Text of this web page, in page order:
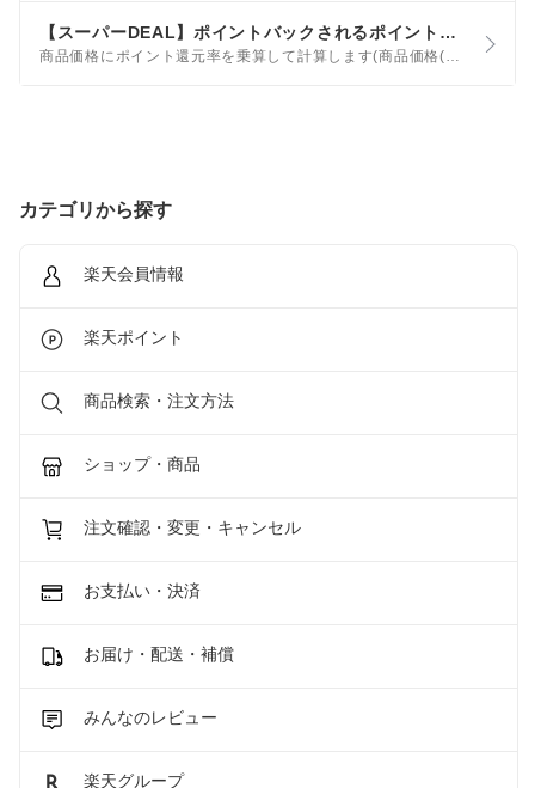
【スーパーDEAL】ポイントバックされるポイントの計算方法について
商品価格にポイント還元率を乗算して計算します(商品価格(税抜)×●●%)。 詳しくは楽天スーパーDEALご利用ガイドをご覧ください。 例：ポイント還元率30%の5,240円(税抜)の商品Aを購入
カテゴリから探す
楽天会員情報
楽天ポイント
商品検索・注文方法
ショップ・商品
注文確認・変更・キャンセル
お支払い・決済
お届け・配送・補償
みんなのレビュー
楽天グループ